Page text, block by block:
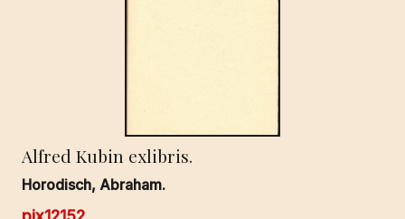
Alfred Kubin exlibris.
Horodisch, Abraham.